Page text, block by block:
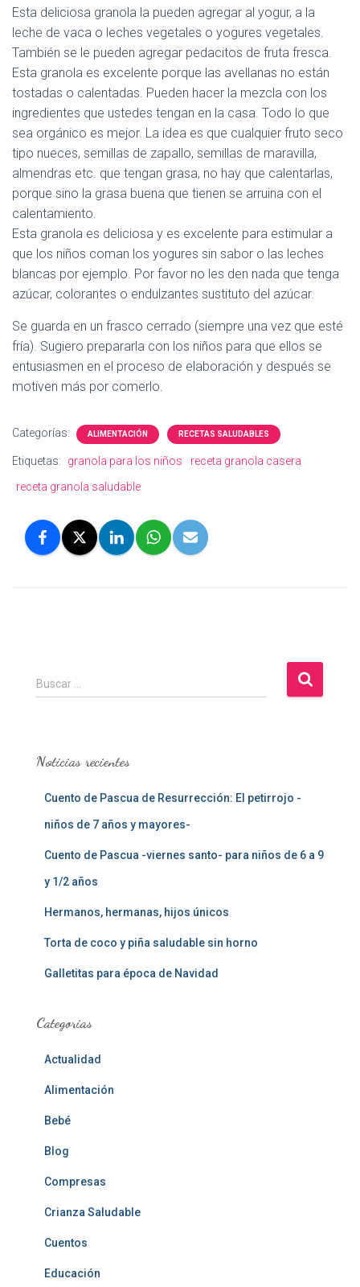
Esta deliciosa granola la pueden agregar al yogur, a la
leche de vaca o leches vegetales o yogures vegetales.
También se le pueden agregar pedacitos de fruta fresca.
Esta granola es excelente porque las avellanas no están
tostadas o calentadas. Pueden hacer la mezcla con los
ingredientes que ustedes tengan en la casa. Todo lo que
sea orgánico es mejor. La idea es que cualquier fruto seco
tipo nueces, semillas de zapallo, semillas de maravilla,
almendras etc. que tengan grasa, no hay que calentarlas,
porque sino la grasa buena que tienen se arruina con el
calentamiento.
Esta granola es deliciosa y es excelente para estimular a
que los niños coman los yogures sin sabor o las leches
blancas por ejemplo. Por favor no les den nada que tenga
azúcar, colorantes o endulzantes sustituto del azúcar.
Se guarda en un frasco cerrado (siempre una vez que esté
fría). Sugiero prepararla con los niños para que ellos se
entusiasmen en el proceso de elaboración y después se
motiven más por comerlo.
Categorías: ALIMENTACIÓN RECETAS SALUDABLES
Etiquetas: granola para los niños
receta granola casera
receta granola saludable
B
u
r
Buscar …
Noticias recientes
Cuento de Pascua de Resurrección: El petirrojo -
niños de 7 años y mayores-
Cuento de Pascua -viernes santo- para niños de 6 a 9
y 1/2 años
Hermanos, hermanas, hijos únicos
Torta de coco y piña saludable sin horno
Galletitas para época de Navidad
Categorias
Actualidad
Alimentación
Bebé
Blog
Compresas
Crianza Saludable
Cuentos
Educación